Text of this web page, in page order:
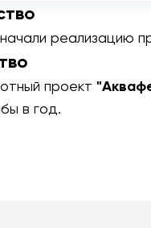
реализацию
проект
в год.